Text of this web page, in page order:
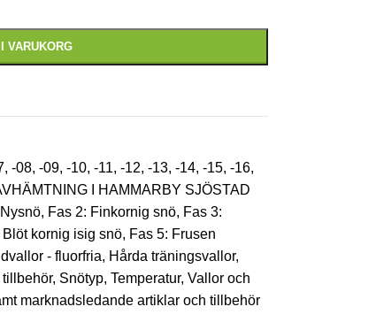
VARUKORG
, -08, -09, -10, -11, -12, -13, -14, -15, -16,
I HAMMARBY SJÖSTAD
, Fas 2: Finkornig snö, Fas 3:
Blöt kornig isig snö, Fas 5: Frusen
- fluorfria, Hårda träningsvallor,
, Snötyp, Temperatur, Vallor och
marknadsledande artiklar och tillbehör